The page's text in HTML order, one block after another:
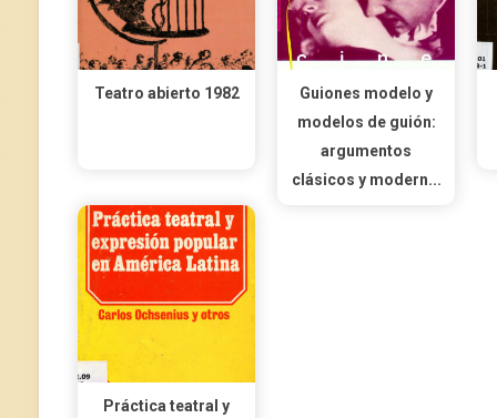
Teatro abierto 1982
Guiones modelo y
modelos de guión:
argumentos
clásicos y modern...
Práctica teatral y